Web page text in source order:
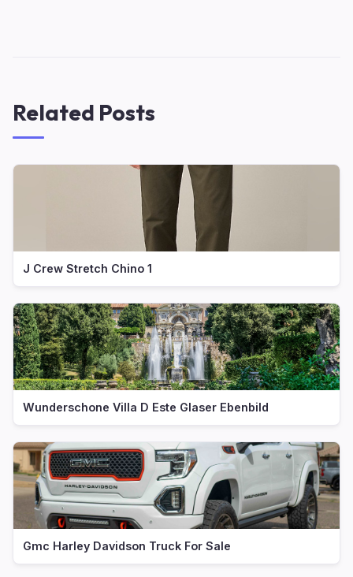
Related Posts
J Crew Stretch Chino 1
Wunderschone Villa D Este Glaser Ebenbild
Gmc Harley Davidson Truck For Sale